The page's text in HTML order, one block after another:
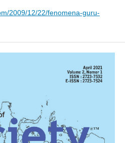
2009/12/22/fenomena-guru-